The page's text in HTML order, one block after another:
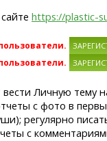
https://plastic-
Личную тему
с фото в
регулярно
с